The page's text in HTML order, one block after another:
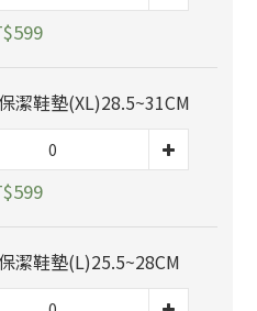
潔鞋墊(XL)28.5~31CM
潔鞋墊(L)25.5~28CM